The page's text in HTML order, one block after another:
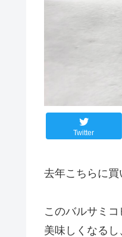
Twitter
去年こちらに買
このバルサミ
美味しくなる